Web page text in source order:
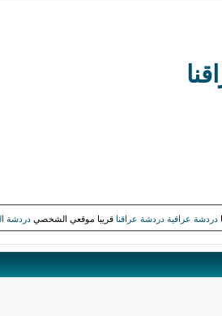
دردشة عراقية دردشة عراقنا قريبا موقعي الشخصيدردشة